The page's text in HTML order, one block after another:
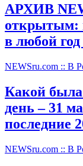
АРХИВ
открытым:
в любой
NEWSru.com :: В
Какой была
день – 31
последние
NEWSru.com :: В